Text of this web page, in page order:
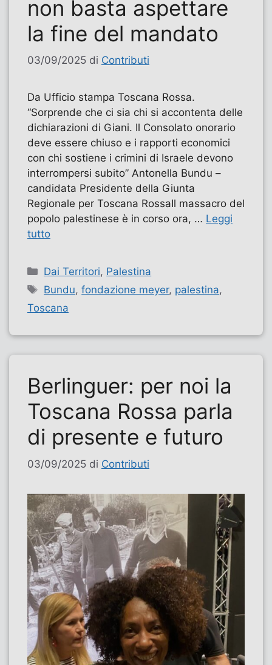
non basta aspettare
la fine del mandato
03/09/2025 di Contributi
Da Ufficio stampa Toscana Rossa.
“Sorprende che ci sia chi si accontenta delle
dichiarazioni di Giani. Il Consolato onorario
deve essere chiuso e i rapporti economici
con chi sostiene i crimini di Israele devono
interrompersi subito” Antonella Bundu –
candidata Presidente della Giunta
Regionale per Toscana Rossa​Il massacro del
popolo palestinese è in corso ora, … Leggi
tutto
Categorie
Dai Territori, Palestina
Tag
Bundu,fondazione meyer, palestina,
Toscana
Berlinguer: per noi la
Toscana Rossa parla
di presente e futuro
03/09/2025 di Contributi